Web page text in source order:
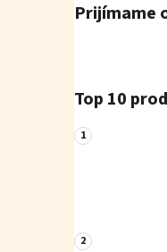
Prijímame
Top 10